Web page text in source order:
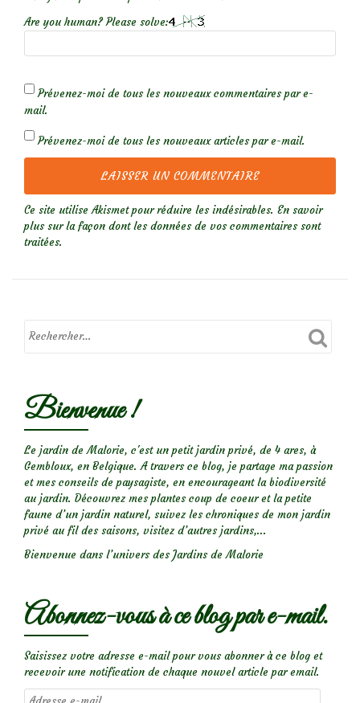
Are you human? Please solve:
Prévenez-moi de tous les nouveaux commentaires par e-
mail.
Prévenez-moi de tous les nouveaux articles par e-mail.
Ce site utilise Akismet pour réduire les indésirables. En savoir
plus sur la façon dont les données de vos commentaires sont
traitées.
Bienvenue !
Le jardin de Malorie, c'est un petit jardin privé, de 4 ares, à
Gembloux, en Belgique. A travers ce blog, je partage ma passion
et mes conseils de paysagiste, en encourageant la biodiversité
au jardin. Découvrez mes plantes coup de coeur et la petite
faune d’un jardin naturel, suivez les chroniques de mon jardin
privé au fil des saisons, visitez d’autres jardins,...
Bienvenue dans l’univers des Jardins de Malorie
Abonnez-vous à ce blog par e-mail.
Saisissez votre adresse e-mail pour vous abonner à ce blog et
recevoir une notification de chaque nouvel article par email.
Adresse